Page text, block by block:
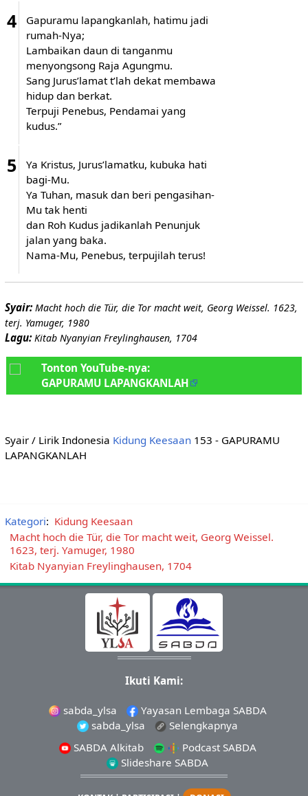
4
Gapuramu lapangkanlah, hatimu jadi
rumah-Nya;
Lambaikan daun di tanganmu
menyongsong Raja Agungmu.
Sang Jurus’lamat t’lah dekat membawa
hidup dan berkat.
Terpuji Penebus, Pendamai yang
kudus.”
5
Ya Kristus, Jurus’lamatku, kubuka hati
bagi-Mu.
Ya Tuhan, masuk dan beri pengasihan-
Mu tak henti
dan Roh Kudus jadikanlah Penunjuk
jalan yang baka.
Nama-Mu, Penebus, terpujilah terus!
Syair: Macht hoch die Tür, die Tor macht weit, Georg Weissel. 1623,
terj. Yamuger, 1980
Lagu: Kitab Nyanyian Freylinghausen, 1704
Tonton YouTube-nya:
GAPURAMU LAPANGKANLAH
Syair / Lirik Indonesia Kidung Keesaan153 - GAPURAMU
LAPANGKANLAH
Kategori: Kidung Keesaan
Macht hoch die Tür, die Tor macht weit, Georg Weissel.
1623, terj. Yamuger, 1980
Kitab Nyanyian Freylinghausen, 1704
Ikuti Kami:
sabda_ylsa
Yayasan Lembaga SABDA
sabda_ylsa
Selengkapnya
SABDA Alkitab
Podcast SABDA
Slideshare SABDA